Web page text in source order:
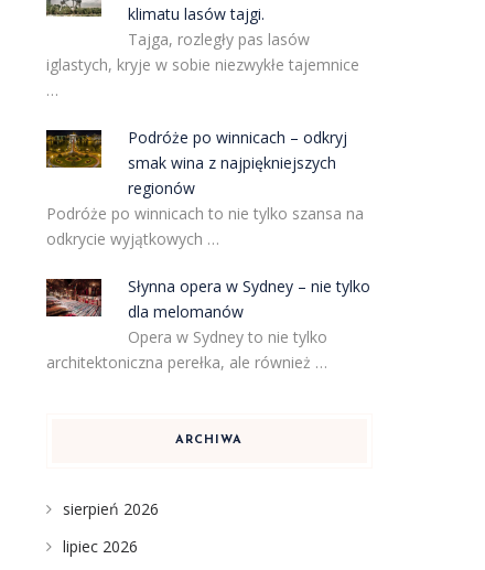
klimatu lasów tajgi.
Tajga, rozległy pas lasów
iglastych, kryje w sobie niezwykłe tajemnice
…
Podróże po winnicach – odkryj
smak wina z najpiękniejszych
regionów
Podróże po winnicach to nie tylko szansa na
odkrycie wyjątkowych …
Słynna opera w Sydney – nie tylko
dla melomanów
Opera w Sydney to nie tylko
architektoniczna perełka, ale również …
ARCHIWA
sierpień 2026
lipiec 2026